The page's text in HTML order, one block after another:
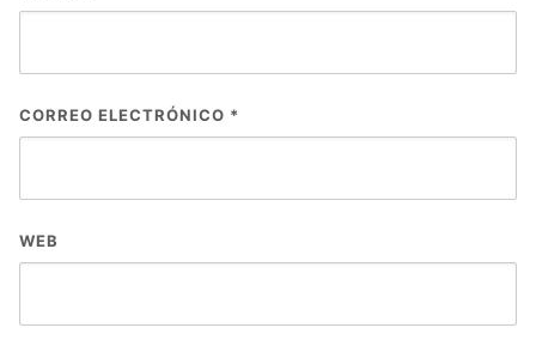
CORREO ELECTRÓNICO *
WEB